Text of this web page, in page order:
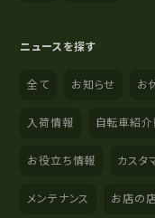
ニュースを探す
全て お知らせ お
入荷情報 自転車紹介
お役立ち情報 カスタ
メンテナンス お店の